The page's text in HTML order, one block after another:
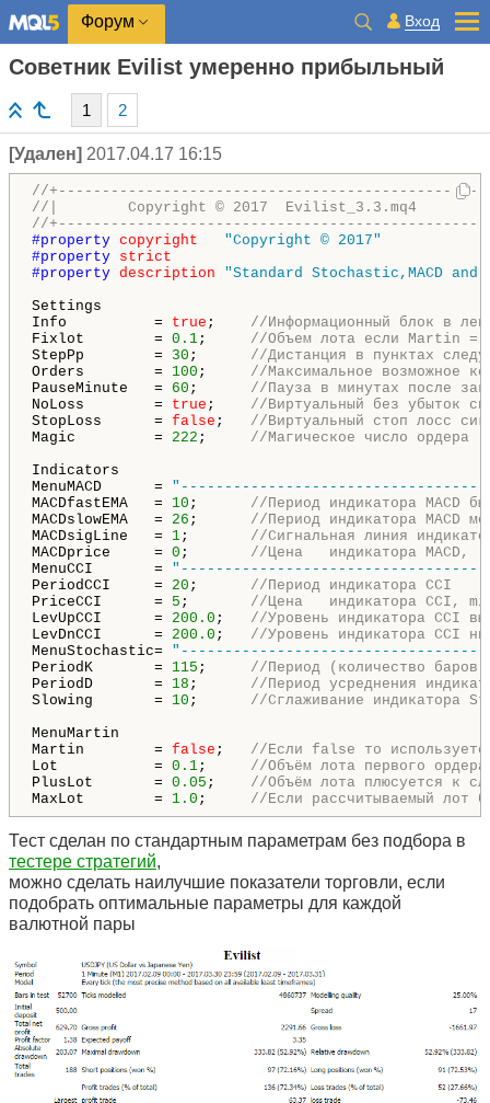
Форум Вход
Советник Evilist умеренно прибыльный
1 2
[Удален] 2017.04.17 16:15
//
//|        Copyright © 2017  Evilist_3.3.mq4
//
#property copyright
"Copyright © 2017"
#property strict
#property description
"Standard Stochastic,MACD
Info          = true ; //
Fixlot        = 0.1; //Объем
StepPp        = 30 ; //Дистанция в
Orders        = 100 ; //Максимальное
PauseMinute   = 60 ; //Пауза в
NoLoss        = true ; //Виртуальный без убыток
StopLoss      = false ; //Виртуальный
Magic         = 222 ; //
MenuMACD      =
MACDfastEMA   = 10 ; //Период индикатора МАCD
MACDslowEMA   = 26 ; //Период индикатора МАCD
MACDsigLine   = 1; //Сигнальная
MACDprice     = 0 ; //Цена
MenuCCI       =
PeriodCCI     = 20 ; //Период
PriceCCI      = 5 ; //Цена
LevUpCCI      = 200.0 ; //Уровень
LevDnCCI      = 200.0 ; //Уровень
MenuStochastic=
PeriodK       = 115 ; //Период
PeriodD       = 18 ; //Период
Slowing       = 10 ; //
Martin        = false ; //Если false то
Lot           = 0.1; //Объём
PlusLot       = 0.05 ; //Объём лота
MaxLot        = 1.0 ; //Если
Тест сделан по стандартным параметрам без подбора в
тестере стратегий,
можно сделать наилучшие показатели торговли, если
подобрать оптимальные параметры для каждой
валютной пары